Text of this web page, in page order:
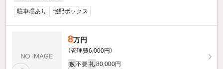
駐車場あり 宅配ボックス
8万円
（管理費6,000円）
敷 不要 礼 80,000円